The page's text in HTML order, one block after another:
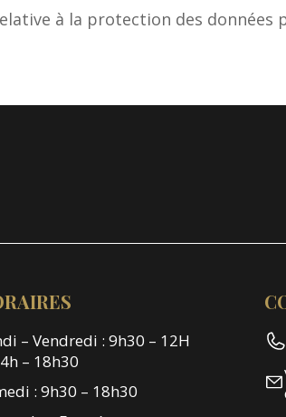
à la protection des données
– Vendredi : 9h30 – 12H
– 18h30
: 9h30 – 18h30